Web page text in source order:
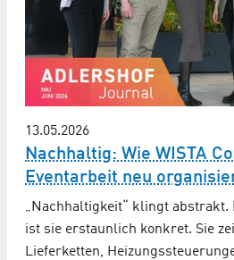
13.05.2026
Nachhaltig: Wie WISTA
Eventarbeit neu
„Nachhaltigkeit“ klingt abstrakt.
ist sie erstaunlich konkret. Sie
Lieferketten,